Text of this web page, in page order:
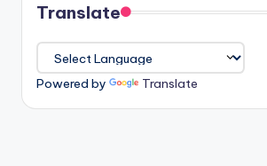
Translate
Powered by Translate